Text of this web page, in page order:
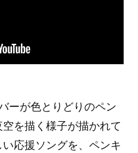
ーが色とりどりのペン
を描く様子が描かれて
い応援ソングを、ペンキ